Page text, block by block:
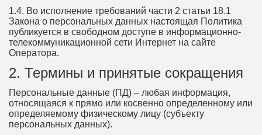
1.4. Во исполнение требований части 2 статьи 18.1
Закона о персональных данных настоящая Политика
публикуется в свободном доступе в информационно-
телекоммуникационной сети Интернет на сайте
Оператора.
2. Термины и принятые сокращения
Персональные данные (ПД) – любая информация,
относящаяся к прямо или косвенно определенному или
определяемому физическому лицу (субъекту
персональных данных).